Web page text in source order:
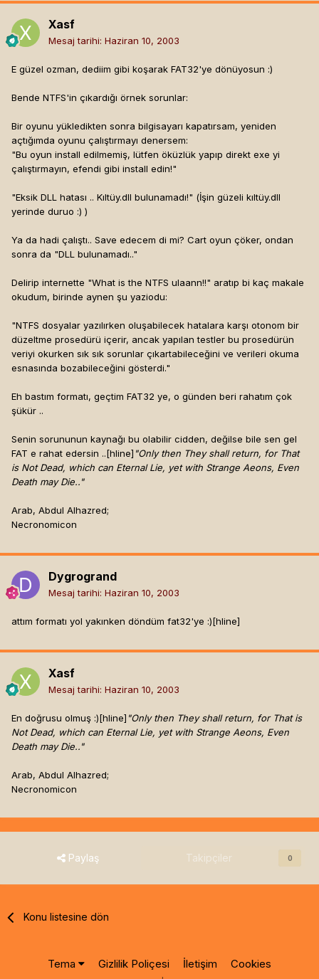
Xasf
Mesaj tarihi: Haziran 10, 2003
E güzel ozman, dediim gibi koşarak FAT32'ye dönüyosun :)
Bende NTFS'in çıkardığı örnek sorunlar:
Bir oyunu yükledikten sonra bilgisayarı kapatırsam, yeniden
açtığımda oyunu çalıştırmayı denersem:
"Bu oyun install edilmemiş, lütfen öküzlük yapıp direkt exe yi
çalıştırmayın, efendi gibi install edin!"
"Eksik DLL hatası .. Kıltüy.dll bulunamadı!" (İşin güzeli kıltüy.dll
yerinde duruo :) )
Ya da hadi çalıştı.. Save edecem di mi? Cart oyun çöker, ondan
sonra da "DLL bulunamadı.."
Delirip internette "What is the NTFS ulaann!!" aratıp bi kaç makale
okudum, birinde aynen şu yaziodu:
"NTFS dosyalar yazılırken oluşabilecek hatalara karşı otonom bir
düzeltme prosedürü içerir, ancak yapılan testler bu prosedürün
veriyi okurken sık sık sorunlar çıkartabileceğini ve verileri okuma
esnasında bozabileceğini gösterdi."
Eh bastım formatı, geçtim FAT32 ye, o günden beri rahatım çok
şükür ..
Senin sorununun kaynağı bu olabilir cidden, değilse bile sen gel
FAT e rahat edersin ..[hline] "Only then They shall return, for That
is Not Dead, which can Eternal Lie, yet with Strange Aeons, Even
Death may Die.."
Arab, Abdul Alhazred;
Necronomicon
Dygrogrand
Mesaj tarihi: Haziran 10, 2003
attım formatı yol yakınken döndüm fat32'ye :)[hline]
Xasf
Mesaj tarihi: Haziran 10, 2003
En doğrusu olmuş :)[hline] "Only then They shall return, for That is
Not Dead, which can Eternal Lie, yet with Strange Aeons, Even
Death may Die.."
Arab, Abdul Alhazred;
Necronomicon
Paylaş Takipçiler 0
Konu listesine dön
Tema Gizlilik Poliçesi İletişim Cookies